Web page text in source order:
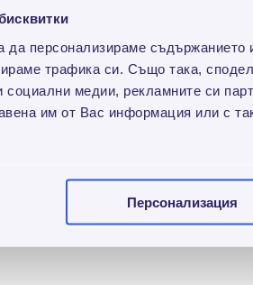
да персонализираме
трафика си. Също така,
социални медии, рекламните си
им от Вас информация или с
Персонализация
спечеля
нищо специално.
клиент на Credissimo.
са лоялни?